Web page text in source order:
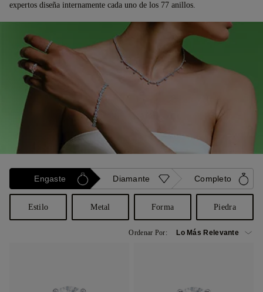
expertos diseña internamente cada uno de los 77 anillos.
Engaste Diamante Completo
Estilo Metal Forma Piedra
Ordenar Por: